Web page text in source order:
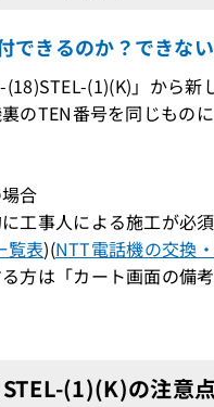
できるのか？できな
(1)(K)」から新
TEN番号を同じものに
合
事人による施工が必須
覧表)(NTT電話機の交換
方は「カート画面の備
(1)(K)の注意